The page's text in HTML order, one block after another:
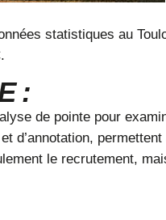
statistiques au
:
de pointe pour
d’annotation,
le recrutement,